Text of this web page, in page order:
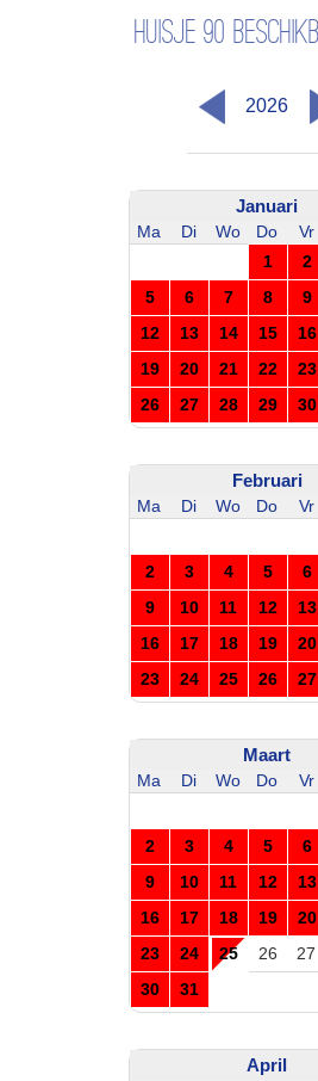
Huisje 90
2026
Januari
Ma Di Wo Do Vr
1
2
5
6 7 8 9
12
13 14 15 16
19
20 21 22 23
26
27 28 29 30
Februari
Ma Di Wo Do Vr
2
3 4 5 6
9
10 11 12 13
16
17 18 19 20
23
24 25 26 27
Maart
Ma Di Wo Do Vr
2
3 4 5 6
9
10 11 12 13
16
17 18 19 20
23
24 25 26 27
30
31
April